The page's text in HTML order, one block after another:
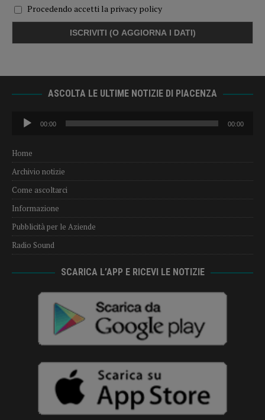
Procedendo accetti la privacy policy
ASCOLTA LE ULTIME NOTIZIE DI PIACENZA
Audio
Player
00:00 00:00
Home
Archivio notizie
Come ascoltarci
Informazione
Pubblicità per le Aziende
Radio Sound
SCARICA L’APP E RICEVI LE NOTIZIE